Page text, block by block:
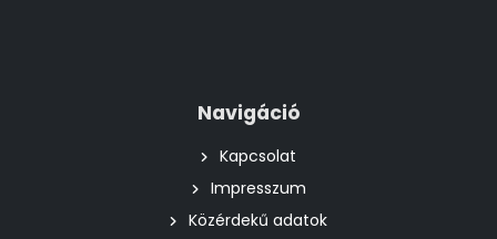
Navigáció
Kapcsolat
Impresszum
Közérdekű adatok